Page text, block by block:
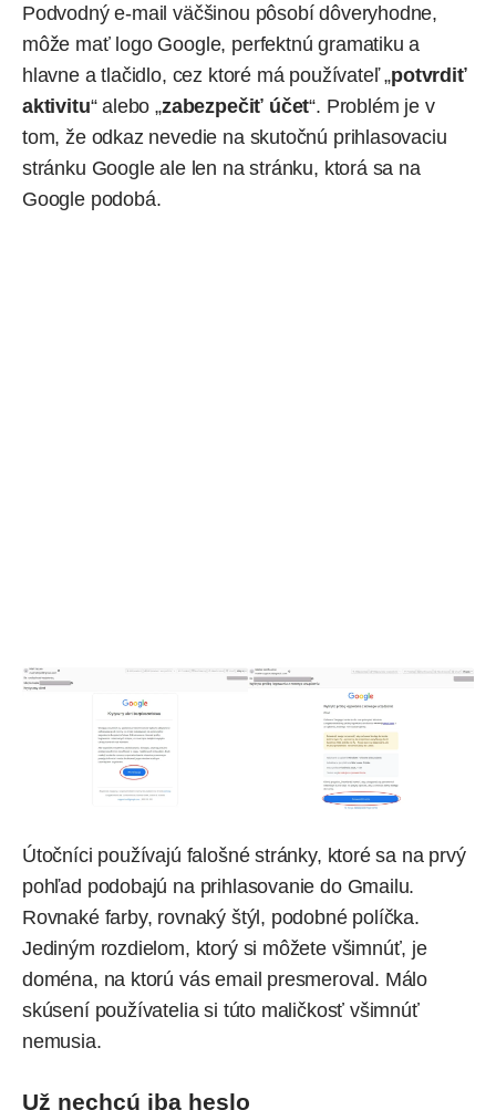
Podvodný e-mail väčšinou pôsobí dôveryhodne,
môže mať logo Google, perfektnú gramatiku a
hlavne a tlačidlo, cez ktoré má používateľ „potvrdiť
aktivitu“ alebo „zabezpečiť účet“. Problém je v
tom, že odkaz nevedie na skutočnú prihlasovaciu
stránku Google ale len na stránku, ktorá sa na
Google podobá.
Útočníci používajú falošné stránky, ktoré sa na prvý
pohľad podobajú na prihlasovanie do Gmailu.
Rovnaké farby, rovnaký štýl, podobné políčka.
Jediným rozdielom, ktorý si môžete všimnúť, je
doména, na ktorú vás email presmeroval. Málo
skúsení používatelia si túto maličkosť všimnúť
nemusia.
Už nechcú iba heslo